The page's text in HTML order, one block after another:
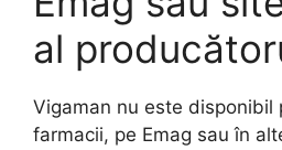
al
Vigaman nu este disponibil
farmacii, pe Emag sau în